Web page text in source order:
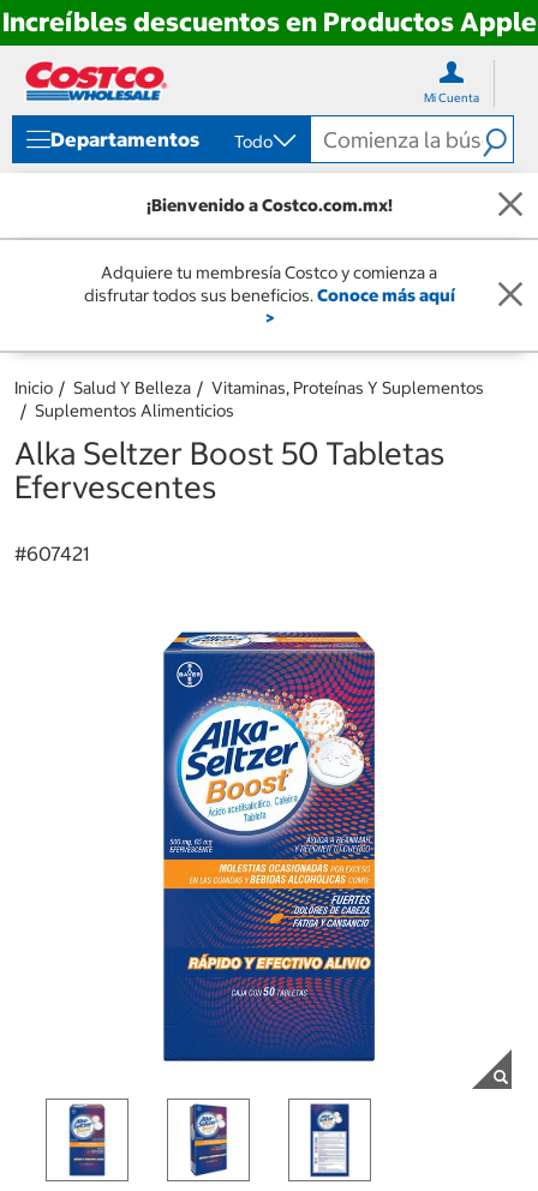
Increíbles descuentos en Productos Apple
directo
contenido
directo
menú
navegación
Mi Cuenta
Departamentos Todo
¡Bienvenido a Costco.com.mx!
Adquiere tu membresía Costco y comienza a
disfrutar todos sus beneficios.Conoce más aquí
>
Inicio Salud Y Belleza
Vitaminas, Proteínas Y Suplementos
Suplementos Alimenticios
Alka Seltzer Boost 50 Tabletas
Efervescentes
#607421